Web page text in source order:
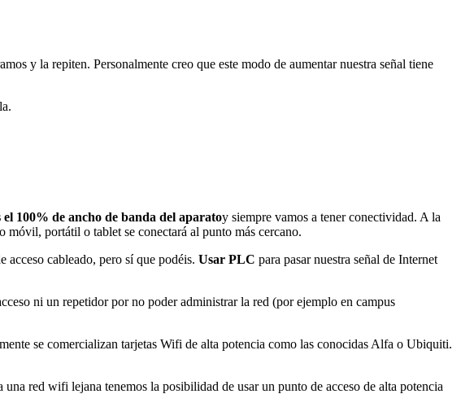
y la repiten. Personalmente creo que este modo de aumentar nuestra señal tiene
el 100% de ancho de banda del aparatoy siempre vamos a tener conectividad. A la
portátil o tablet se conectará al punto más cercano.
acceso cableado, pero sí que podéis. Usar PLC para pasar nuestra señal de Internet
ni un repetidor por no poder administrar la red (por ejemplo en campus
se comercializan tarjetas Wifi de alta potencia como las conocidas Alfa o Ubiquiti.
red wifi lejana tenemos la posibilidad de usar un punto de acceso de alta potencia